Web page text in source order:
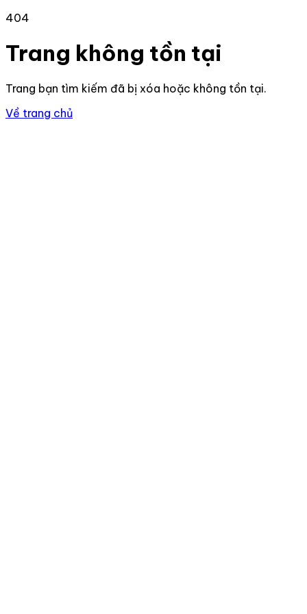
404
Trang không tồn tại
Trang bạn tìm kiếm đã bị xóa hoặc không tồn tại.
Về trang chủ